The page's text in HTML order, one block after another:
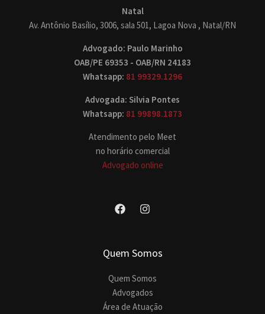
Natal
Av. Antônio Basílio, 3006, sala 501, Lagoa Nova , Natal/RN
Advogado: Paulo Marinho
OAB/PE 69353 - OAB/RN 24183
Whatsapp: 81 99329.1296
Advogada: Silvia Pontes
Whatsapp: 81 99898.1873
Atendimento pelo Meet
no horário comercial
Advogado online
Quem Somos
Quem Somos
Advogados
Área de Atuação